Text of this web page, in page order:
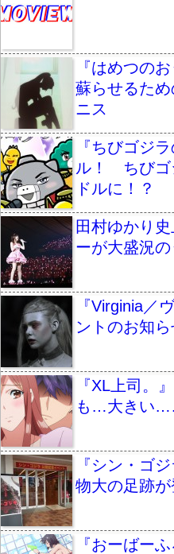
『はめつの
蘇らせるた
ニス
『ちびゴジ
ル！ ちびゴ
ドルに！？
田村ゆかり
ーが大盛況の
『Virginia／
ントのお知
『XL上司。
も…大きい
『シン・ゴ
物大の足跡が
『おーばー